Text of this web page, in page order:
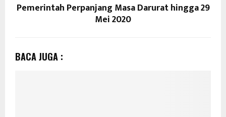
Pemerintah Perpanjang Masa Darurat hingga 29
Mei 2020
BACA JUGA :